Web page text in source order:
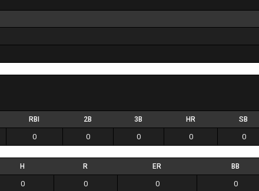
RBI 2B 3B HR SB
0 0 0 0 0
H R ER BB
0 0 0 0